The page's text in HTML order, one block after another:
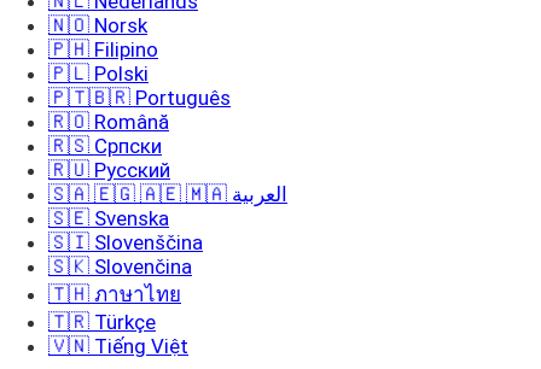
🇳🇴 Norsk
🇵🇭 Filipino
🇵🇱 Polski
🇵🇹🇧🇷 Português
🇷🇴 Română
🇷🇸 Српски
🇷🇺 Русский
🇸🇦 🇪🇬 🇦🇪 🇲🇦 العربية
🇸🇪 Svenska
🇸🇮 Slovenščina
🇸🇰 Slovenčina
🇹🇭 ภาษาไทย
🇹🇷 Türkçe
🇻🇳 Tiếng Việt